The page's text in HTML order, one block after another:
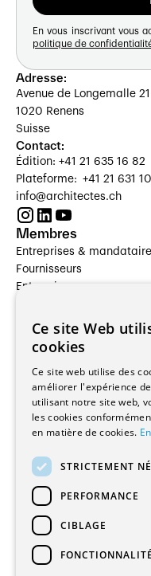
En vous inscrivant vous
politique de
Adresse:
Avenue de Longemalle 21
1020 Renens
Suisse
Contact:
Édition: +41 21 635 16 82
Plateforme: +41 21 631
info@architectes.ch
Membres
Entreprises &
Fournisseurs
Entreprises
Architectes paysagistes
Architectes d'intérieur
Entreprises générales
Ingénieurs et
Fabricants / Fournisseurs
Régies immobilières
Gestion PPE
CGU et Politique de
Ce site Web
cookies
Ce site web utilise des
améliorer l'expérience
utilisant notre site web,
les cookies
en matière de cookies.
STRICTEMENT
PERFORMANCE
CIBLAGE
FONCTIONNALITÉ